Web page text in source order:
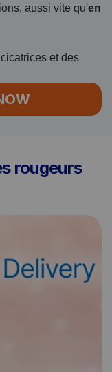
aussi vite qu'en
et des
rougeurs